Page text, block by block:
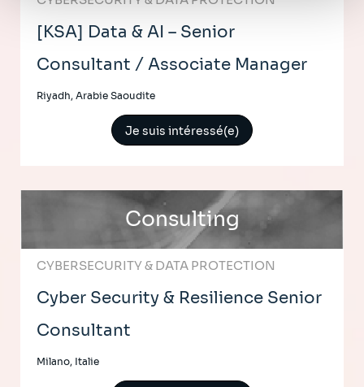
[KSA] Data & AI – Senior
Consultant / Associate Manager
Riyadh, Arabie Saoudite
Je suis intéressé(e)
Consulting
CYBERSECURITY & DATA PROTECTION
Cyber Security & Resilience Senior
Consultant
Milano, Italie